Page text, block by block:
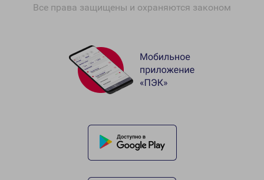
Все права защищены и охраняются законом